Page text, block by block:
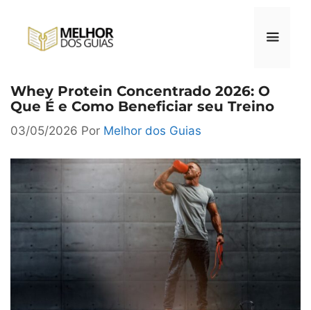
Whey Protein Concentrado 2026: O
Que É e Como Beneficiar seu Treino
03/05/2026 Por Melhor dos Guias